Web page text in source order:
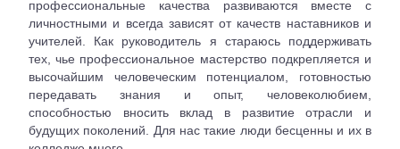
профессиональные качества развиваются вместе с
личностными и всегда зависят от качеств наставников и
учителей. Как руководитель я стараюсь поддерживать
тех, чье профессиональное мастерство подкрепляется и
высочайшим человеческим потенциалом, готовностью
передавать знания и опыт, человеколюбием,
способностью вносить вклад в развитие отрасли и
будущих поколений. Для нас такие люди бесценны и их в